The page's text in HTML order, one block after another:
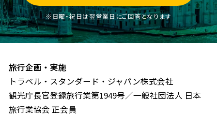
※日曜・祝日は翌営業日にご回答となります
旅行企画・実施
トラベル・スタンダード・ジャパン株式会社
観光庁長官登録旅行業第1949号／一般社団法人 日本
旅行業協会 正会員